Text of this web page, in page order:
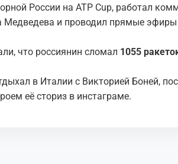
России на ATP Cup, работал
Медведева и проводил прямые
что россиянин сломал 1055
в Италии с Викторией Боней,
её сториз в инстаграме.